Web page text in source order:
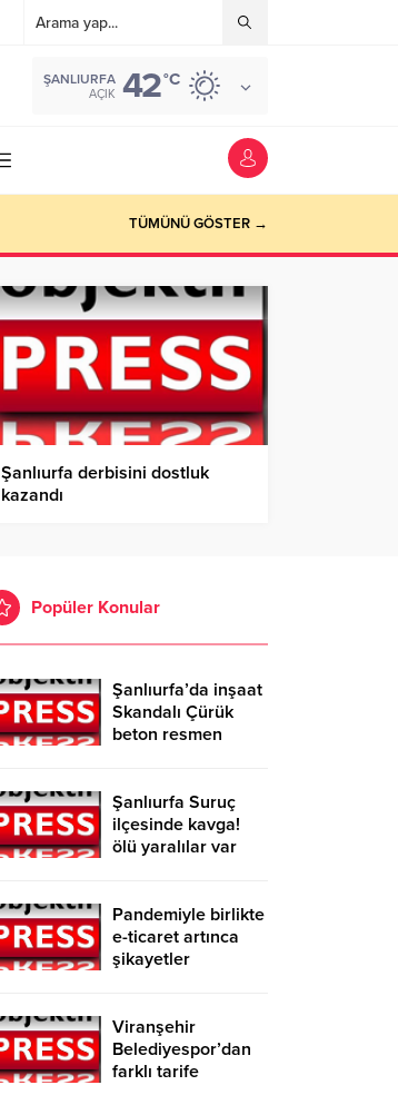
ŞANLIURFA
AÇIK 42°C
TÜMÜNÜ GÖSTER →
Şanlıurfa derbisini dostluk
kazandı
Popüler Konular
Şanlıurfa’da inşaat
Skandalı Çürük
beton resmen
Şanlıurfa Suruç
ilçesinde kavga!
ölü yaralılar var
Pandemiyle birlikte
e-ticaret artınca
şikayetler
Viranşehir
Belediyespor’dan
farklı tarife